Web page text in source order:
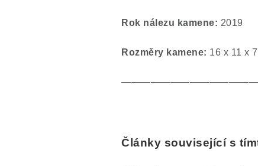
Rok nálezu kamene: 2019
Rozměry kamene: 16 x 11 x
Články související s